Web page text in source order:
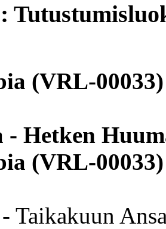
(VRL-
- Hetken
(VRL-
Taikakuun